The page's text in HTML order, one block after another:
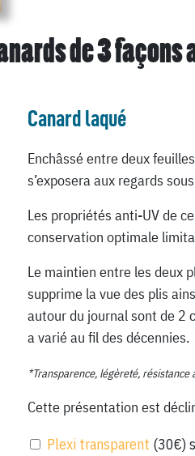
de3 façons
Canard laqué
Enchâssé entre deux
s’exposera aux regards
Les propriétés anti-UV de
conservation optimale
Le maintien entre les deux
supprime la vue des plis
autour du journal sont de 2
a varié au fil des décennies.
*Transparence, légèreté, résistance
Cette présentation est
Plexi transparent (30€)